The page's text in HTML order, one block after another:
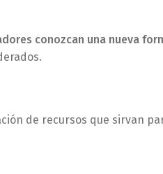
conozcan una nueva
de recursos que sirvan